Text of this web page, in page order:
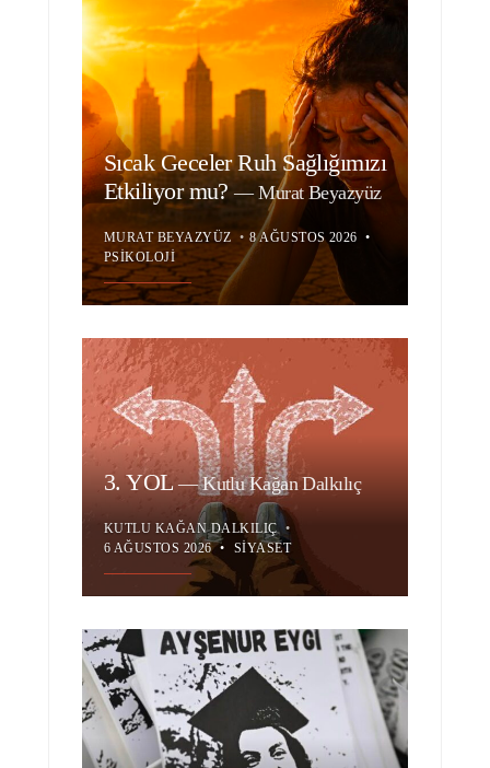
Sıcak Geceler Ruh Sağlığımızı
Etkiliyor mu?—Murat Beyazyüz
MURAT BEYAZYÜZ • 8 AĞUSTOS 2026 •
PSIKOLOJI
3. YOL—Kutlu Kağan Dalkılıç
KUTLU KAĞAN DALKILIÇ •
6 AĞUSTOS 2026 • SIYASET